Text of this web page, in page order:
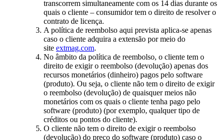
transcorrem simultaneamente com os 14 dias durante os
quais o cliente – consumidor tem o direito de resolver o
contrato de licença.
A política de reembolso aqui prevista aplica-se apenas
caso o cliente adquira a extensão por meio do
site extmag.com.
No âmbito da política de reembolso, o cliente tem o
direito de exigir o reembolso (devolução) apenas dos
recursos monetários (dinheiro) pagos pelo software
(produto). Ou seja, o cliente não tem o direito de exigir
o reembolso (devolução) de quaisquer meios não
monetários com os quais o cliente tenha pago pelo
software (produto) (por exemplo, qualquer tipo de
créditos ou pontos do cliente).
O cliente não tem o direito de exigir o reembolso
(devolução) do preço do software (produto) caso o